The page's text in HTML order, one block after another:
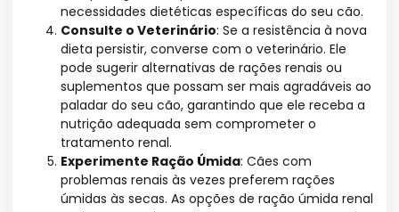
necessidades dietéticas específicas do seu cão.
Consulte o Veterinário: Se a resistência à nova
dieta persistir, converse com o veterinário. Ele
pode sugerir alternativas de rações renais ou
suplementos que possam ser mais agradáveis ao
paladar do seu cão, garantindo que ele receba a
nutrição adequada sem comprometer o
tratamento renal.
Experimente Ração Úmida: Cães com
problemas renais às vezes preferem rações
úmidas às secas. As opções de ração úmida renal